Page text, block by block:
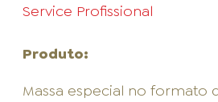
Service Profissional
Produto:
Massa especial no formato